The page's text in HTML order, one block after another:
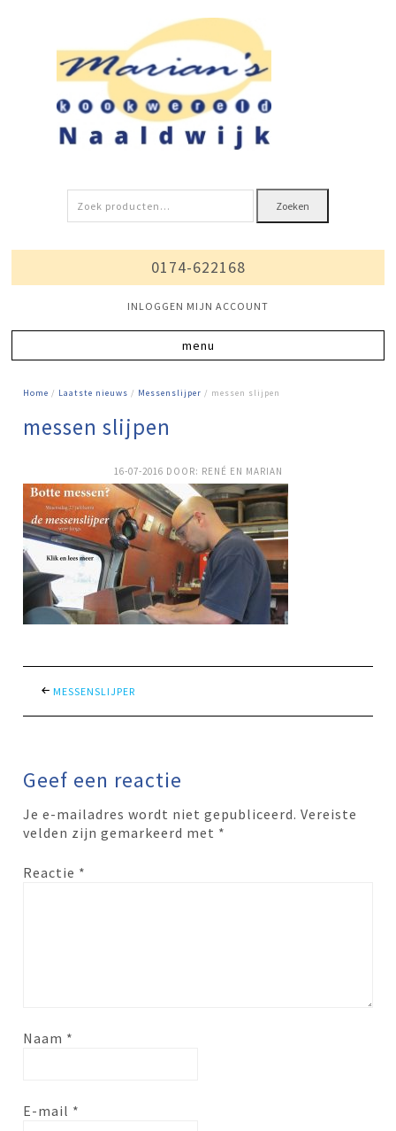
Zoeken
naar:
Zoeken
0174-622168
INLOGGEN MIJN ACCOUNT
Home / Laatste nieuws / Messenslijper / messen slijpen
messen slijpen
16-07-2016 DOOR: RENÉ EN MARIAN
MESSENSLIJPER
Geef een reactie
Je e-mailadres wordt niet gepubliceerd. Vereiste
velden zijn gemarkeerd met *
Reactie *
Naam *
E-mail *